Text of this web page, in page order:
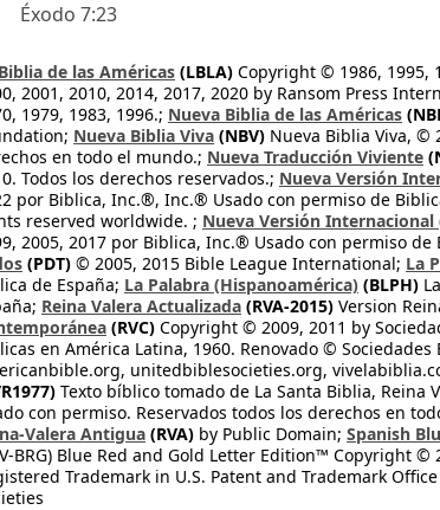
Éxodo 7:23
de las Américas (LBLA) Copyright © 1986, 1995,
2001, 2010, 2014, 2017, 2020 by Ransom Press
1979, 1983, 1996.; Nueva Biblia de las Américas
Nueva Biblia Viva (NBV) Nueva Biblia Viva, ©
en todo el mundo.; Nueva Traducción Viviente
Todos los derechos reservados.; Nueva Versión
por Biblica, Inc.®, Inc.® Usado con permiso de
reserved worldwide. ; Nueva Versión Internacional
2005, 2017 por Biblica, Inc.® Usado con permiso
(PDT) © 2005, 2015 Bible League International; La
de España; La Palabra (Hispanoamérica) (BLPH)
Reina Valera Actualizada (RVA-2015) Version
(RVC) Copyright © 2009, 2011 by
en América Latina, 1960. Renovado ©
unitedbiblesocieties.org,
Texto bíblico tomado de La Santa Biblia,
con permiso. Reservados todos los derechos en
Valera Antigua (RVA) by Public Domain; Spanish
BRG) Blue Red and Gold Letter Edition™ Copyright
Trademark in U.S. Patent and Trademark